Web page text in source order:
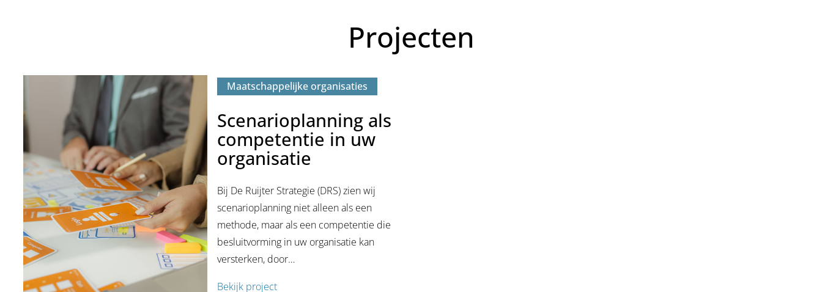
Projecten
Maatschappelijke organisaties
Scenarioplanning als
competentie in uw
organisatie
Bij De Ruijter Strategie (DRS) zien wij
scenarioplanning niet alleen als een
methode, maar als een competentie die
besluitvorming in uw organisatie kan
versterken, door…
Bekijk project